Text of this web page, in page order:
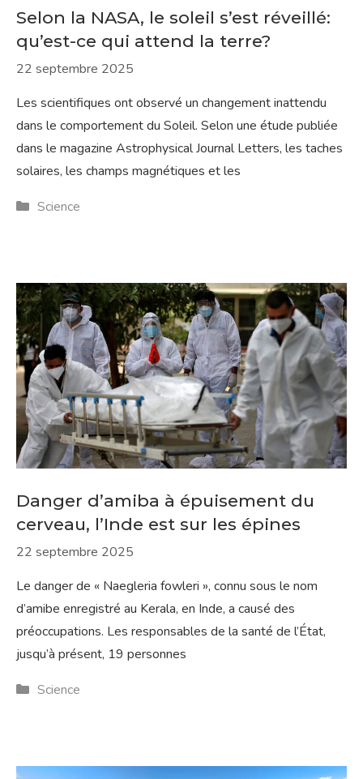
Selon la NASA, le soleil s’est réveillé:
qu’est-ce qui attend la terre?
22 septembre 2025
Les scientifiques ont observé un changement inattendu
dans le comportement du Soleil. Selon une étude publiée
dans le magazine Astrophysical Journal Letters, les taches
solaires, les champs magnétiques et les
Catégories
Science
Danger d’amiba à épuisement du
cerveau, l’Inde est sur les épines
22 septembre 2025
Le danger de « Naegleria fowleri », connu sous le nom
d’amibe enregistré au Kerala, en Inde, a causé des
préoccupations. Les responsables de la santé de l’État,
jusqu’à présent, 19 personnes
Catégories
Science